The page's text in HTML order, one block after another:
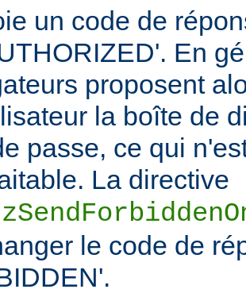
un code de
En
proposent
la boîte de
passe, ce qui
La directive
le code de